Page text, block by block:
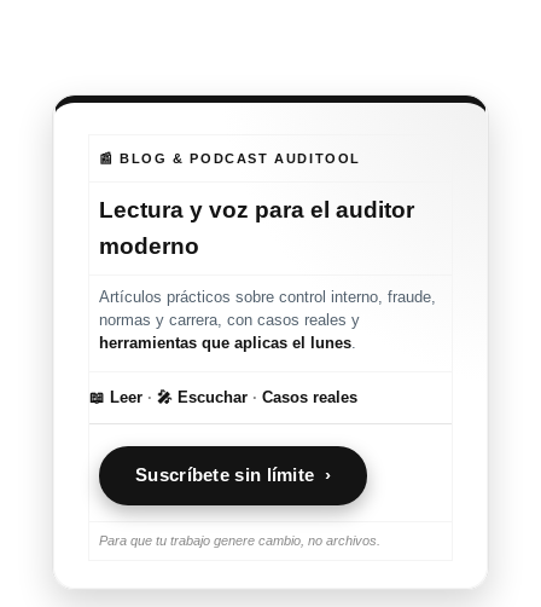
📰 BLOG & PODCAST AUDITOOL
Lectura y voz para el auditor
moderno
Artículos prácticos sobre control interno, fraude,
normas y carrera, con casos reales y
herramientas que aplicas el lunes
📖 Leer · 🎤 Escuchar · Casos reales
Suscríbete sin límite ›
Para que tu trabajo genere cambio, no archivos.